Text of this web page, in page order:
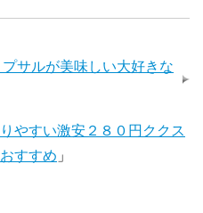
サルが美味しい大好きな
やすい激安２８０円ククス
すすめ 」